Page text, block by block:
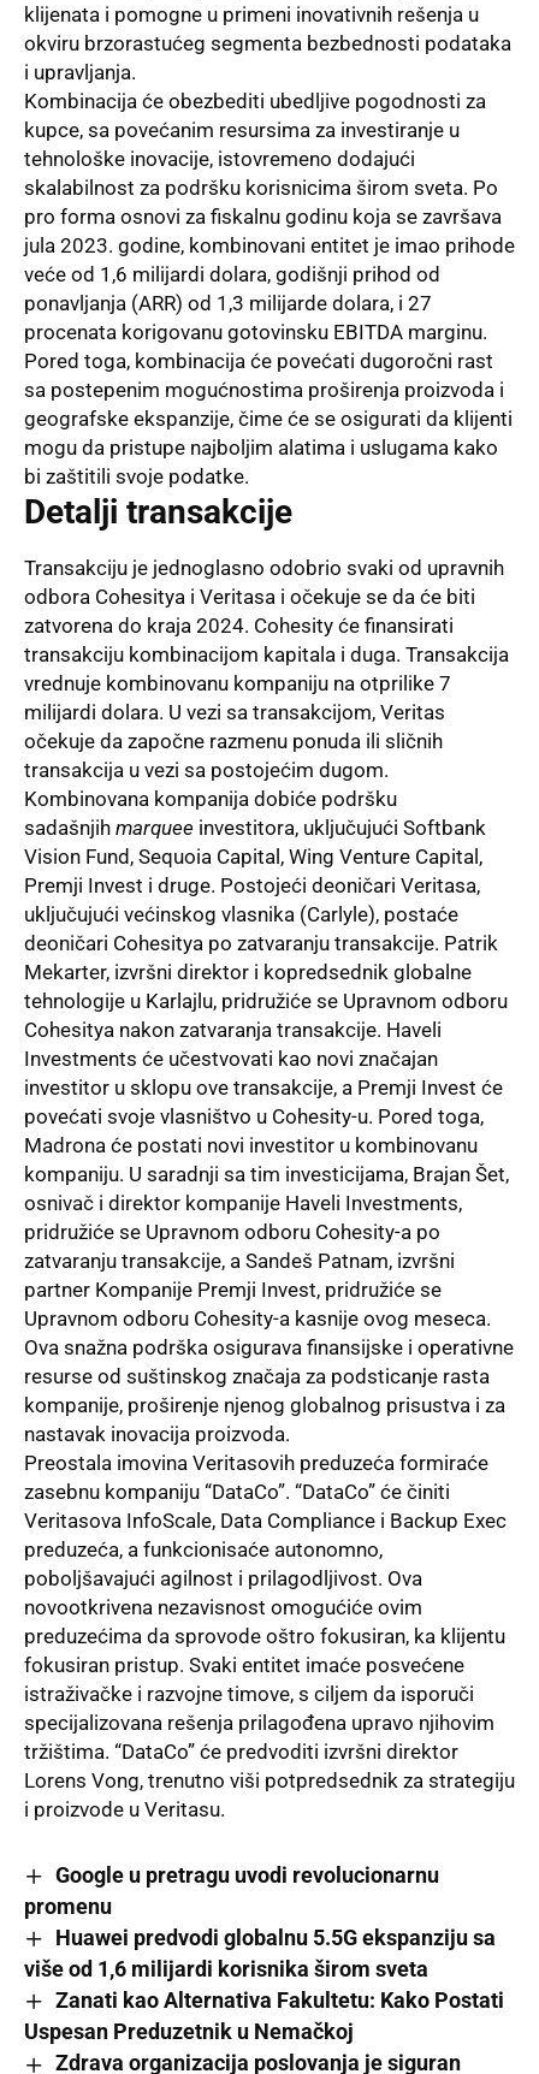
klijenata i pomogne u primeni inovativnih rešenja u
okviru brzorastućeg segmenta bezbednosti podataka
i upravljanja.
Kombinacija će obezbediti ubedljive pogodnosti za
kupce, sa povećanim resursima za investiranje u
tehnološke inovacije, istovremeno dodajući
skalabilnost za podršku korisnicima širom sveta. Po
pro forma osnovi za fiskalnu godinu koja se završava
jula 2023. godine, kombinovani entitet je imao prihode
veće od 1,6 milijardi dolara, godišnji prihod od
ponavljanja (ARR) od 1,3 milijarde dolara, i 27
procenata korigovanu gotovinsku EBITDA marginu.
Pored toga, kombinacija će povećati dugoročni rast
sa postepenim mogućnostima proširenja proizvoda i
geografske ekspanzije, čime će se osigurati da klijenti
mogu da pristupe najboljim alatima i uslugama kako
bi zaštitili svoje podatke.
Detalji transakcije
Transakciju je jednoglasno odobrio svaki od upravnih
odbora Cohesitya i Veritasa i očekuje se da će biti
zatvorena do kraja 2024. Cohesity će finansirati
transakciju kombinacijom kapitala i duga. Transakcija
vrednuje kombinovanu kompaniju na otprilike 7
milijardi dolara. U vezi sa transakcijom, Veritas
očekuje da započne razmenu ponuda ili sličnih
transakcija u vezi sa postojećim dugom.
Kombinovana kompanija dobiće podršku
sadašnjih marquee investitora, uključujući Softbank
Vision Fund, Sequoia Capital, Wing Venture Capital,
Premji Invest i druge. Postojeći deoničari Veritasa,
uključujući većinskog vlasnika (Carlyle), postaće
deoničari Cohesitya po zatvaranju transakcije. Patrik
Mekarter, izvršni direktor i kopredsednik globalne
tehnologije u Karlajlu, pridružiće se Upravnom odboru
Cohesitya nakon zatvaranja transakcije. Haveli
Investments će učestvovati kao novi značajan
investitor u sklopu ove transakcije, a Premji Invest će
povećati svoje vlasništvo u Cohesity-u. Pored toga,
Madrona će postati novi investitor u kombinovanu
kompaniju. U saradnji sa tim investicijama, Brajan Šet,
osnivač i direktor kompanije Haveli Investments,
pridružiće se Upravnom odboru Cohesity-a po
zatvaranju transakcije, a Sandeš Patnam, izvršni
partner Kompanije Premji Invest, pridružiće se
Upravnom odboru Cohesity-a kasnije ovog meseca.
Ova snažna podrška osigurava finansijske i operativne
resurse od suštinskog značaja za podsticanje rasta
kompanije, proširenje njenog globalnog prisustva i za
nastavak inovacija proizvoda.
Preostala imovina Veritasovih preduzeća formiraće
zasebnu kompaniju “DataCo”. “DataCo” će činiti
Veritasova InfoScale, Data Compliance i Backup Exec
preduzeća, a funkcionisaće autonomno,
poboljšavajući agilnost i prilagodljivost. Ova
novootkrivena nezavisnost omogućiće ovim
preduzećima da sprovode oštro fokusiran, ka klijentu
fokusiran pristup. Svaki entitet imaće posvećene
istraživačke i razvojne timove, s ciljem da isporuči
specijalizovana rešenja prilagođena upravo njihovim
tržištima. “DataCo” će predvoditi izvršni direktor
Lorens Vong, trenutno viši potpredsednik za strategiju
i proizvode u Veritasu.
Google u pretragu uvodi revolucionarnu
promenu
Huawei predvodi globalnu 5.5G ekspanziju sa
više od 1,6 milijardi korisnika širom sveta
Zanati kao Alternativa Fakultetu: Kako Postati
Uspesan Preduzetnik u Nemačkoj
Zdrava organizacija poslovanja je siguran